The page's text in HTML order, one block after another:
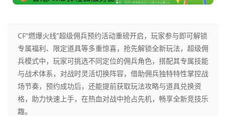
CF“燃爆火线”超级佣兵预约活动重磅开启，玩家参与即可解锁
专属福利、限定道具等多重惊喜，抢先解锁全新玩法，超级佣
兵模式中，玩家可挑选不同定位的佣兵角色，搭配其专属技能
与战术体系，对战时灵活切换阵容，借助佣兵独特特性掌控战
场节奏，预约成功后，还能提前获取玩法攻略与道具兑换资
格，助力快速上手，在热血对战中抢占先机，畅享全新竞技乐
趣。